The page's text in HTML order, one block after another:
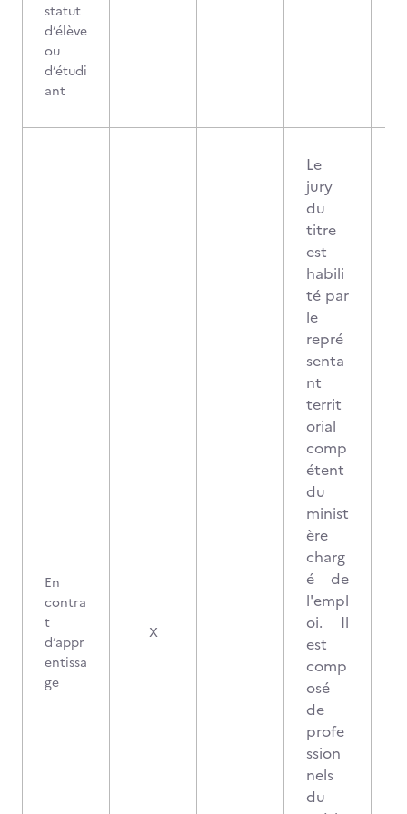
statut
d’élève
ou
d’étudi
ant
En
contra
t
d’appr
entissa
ge
X
Le
jury
du
titre
est
habili
té par
le
repré
senta
nt
territ
orial
comp
étent
du
minist
ère
charg
é de
l'empl
oi. Il
est
comp
osé
de
profe
ssion
nels
du